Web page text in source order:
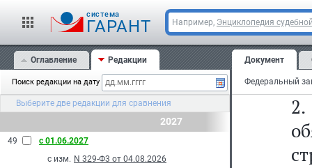
cистема
ГАРАНТ Например, Энциклопедия
Оглавление Редакции
Поиск редакции на дату
Выберите две редакции для сравнения
2027
49
с 01.06.2027
с изм. N 329-Ф3 от 04.08.2026
Документ
с